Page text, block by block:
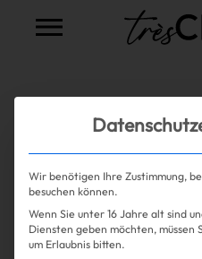
Shopping
Alle Artikel
Sorry, leider keine
Wir benötigen Ihre Zustimmung,
besuchen können.
Wenn Sie unter 16 Jahre alt sind
Diensten geben möchten, müssen
um Erlaubnis bitten.